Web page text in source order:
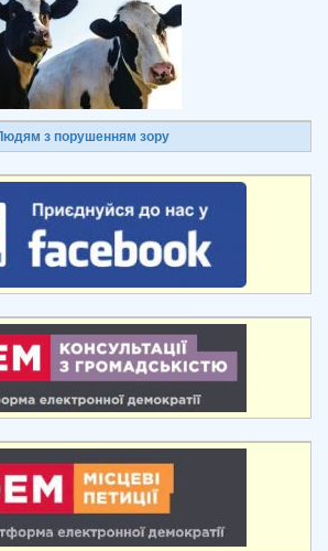
з порушенням зору